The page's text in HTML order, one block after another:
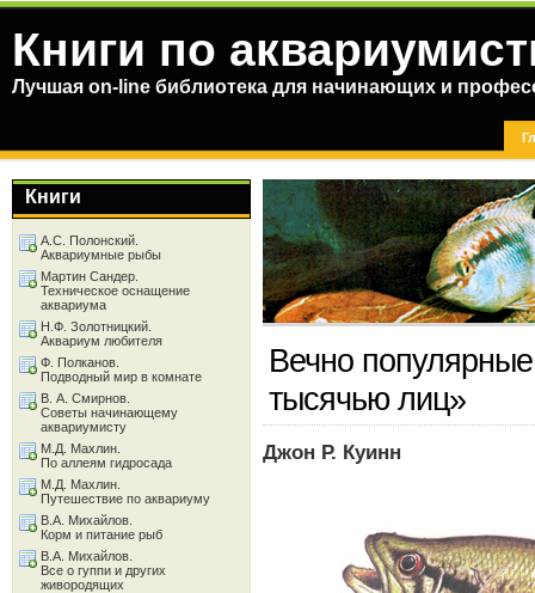
Книги по
Лучшая on-line библиотека для начинающих и
Вечно
тысячью лиц»
Джон Р. Куинн
Книги
А.С. Полонский.
Аквариумные рыбы
Мартин Сандер.
Техническое оснащение
аквариума
Н.Ф. Золотницкий.
Аквариум любителя
Ф. Полканов.
Подводный мир в комнате
В. А. Смирнов.
Советы начинающему
аквариумисту
М.Д. Махлин.
По аллеям гидросада
М.Д. Махлин.
Путешествие по аквариуму
В.А. Михайлов.
Корм и питание рыб
В.А. Михайлов.
Все о гуппи и других
живородящих